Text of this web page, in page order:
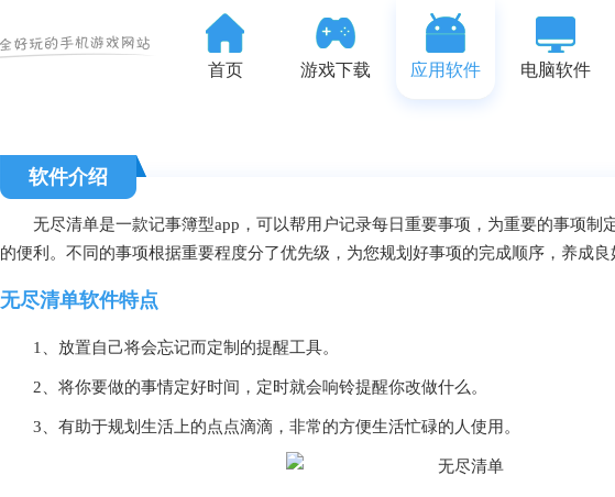
首页 游戏下载 应用软件 电脑软件
软件介绍
无尽清单是一款记事簿型app，可以帮用户记录每日重要事项，为重要的事项制
的便利。不同的事项根据重要程度分了优先级，为您规划好事项的完成顺序，养成良
无尽清单软件特点
1、放置自己将会忘记而定制的提醒工具。
2、将你要做的事情定好时间，定时就会响铃提醒你改做什么。
3、有助于规划生活上的点点滴滴，非常的方便生活忙碌的人使用。